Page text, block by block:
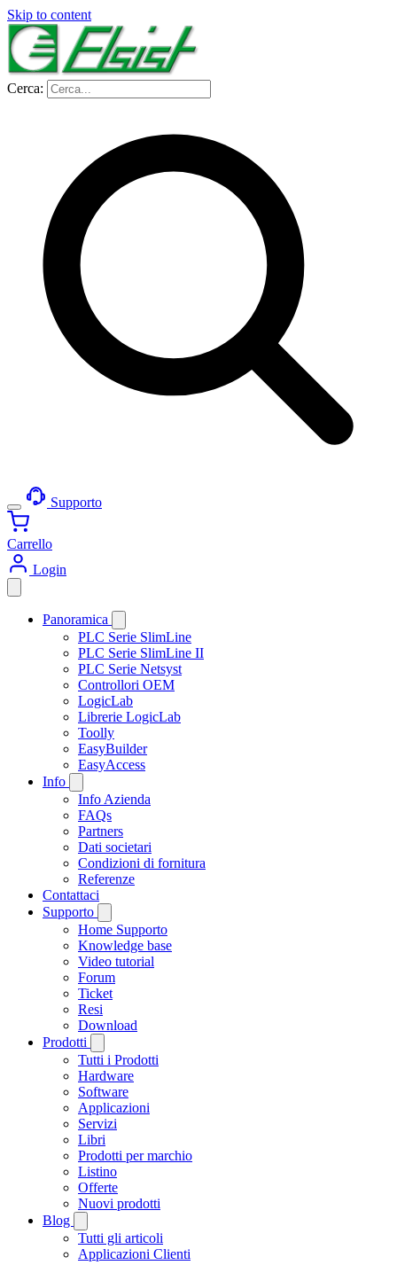
Skip to content
Cerca:
Supporto
Carrello
Login
Panoramica
PLC Serie SlimLine
PLC Serie SlimLine II
PLC Serie Netsyst
Controllori OEM
LogicLab
Librerie LogicLab
Toolly
EasyBuilder
EasyAccess
Info
Info Azienda
FAQs
Partners
Dati societari
Condizioni di fornitura
Referenze
Contattaci
Supporto
Home Supporto
Knowledge base
Video tutorial
Forum
Ticket
Resi
Download
Prodotti
Tutti i Prodotti
Hardware
Software
Applicazioni
Servizi
Libri
Prodotti per marchio
Listino
Offerte
Nuovi prodotti
Blog
Tutti gli articoli
Applicazioni Clienti